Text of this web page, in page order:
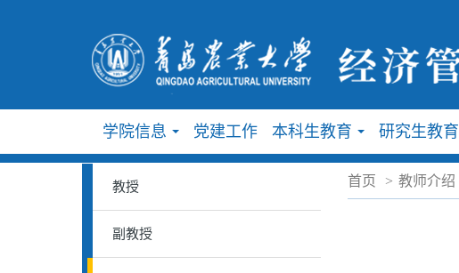
学院信息 党建工作 本科生教育 研究生教育
教授
副教授
首页 > 教师介绍